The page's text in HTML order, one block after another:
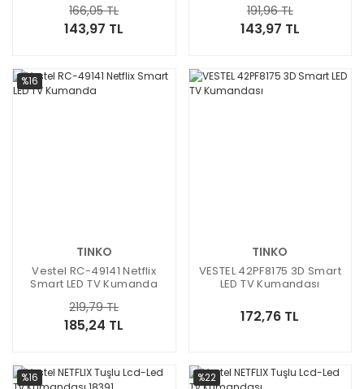
143,97 TL
166,05 TL
143,97 TL
191,96 TL
%16
TINKO
Vestel RC-49141 Netflix
Smart LED TV Kumanda
185,24 TL
219,79 TL
TINKO
VESTEL 42PF8175 3D Smart
LED TV Kumandası
172,76 TL
%16 %22